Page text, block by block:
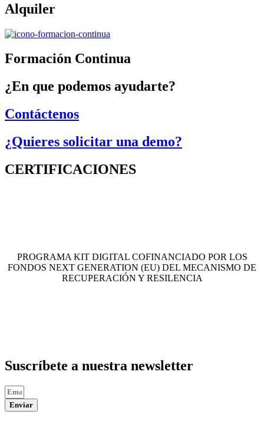
Alquiler
Formación Continua
¿En que podemos ayudarte?
Contáctenos
¿Quieres solicitar una demo?
CERTIFICACIONES
PROGRAMA KIT DIGITAL COFINANCIADO POR LOS
FONDOS NEXT GENERATION (EU) DEL MECANISMO DE
RECUPERACIÓN Y RESILENCIA
Suscríbete a nuestra newsletter
Enviar